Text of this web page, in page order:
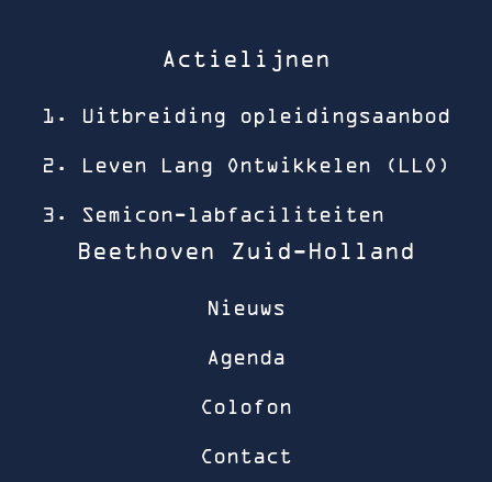
Actielijnen
1. Uitbreiding opleidingsaanbod
2. Leven Lang Ontwikkelen (LLO)
3. Semicon-labfaciliteiten
Beethoven Zuid-Holland
Nieuws
Agenda
Colofon
Contact